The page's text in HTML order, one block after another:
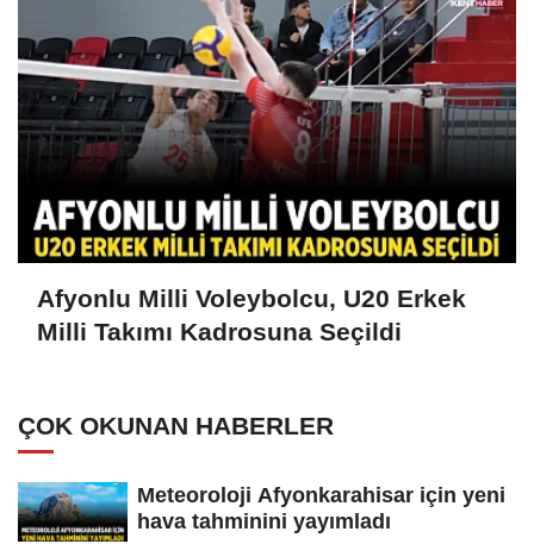
Afyonlu Milli Voleybolcu, U20 Erkek
Milli Takımı Kadrosuna Seçildi
ÇOK OKUNAN HABERLER
Meteoroloji Afyonkarahisar için yeni
hava tahminini yayımladı